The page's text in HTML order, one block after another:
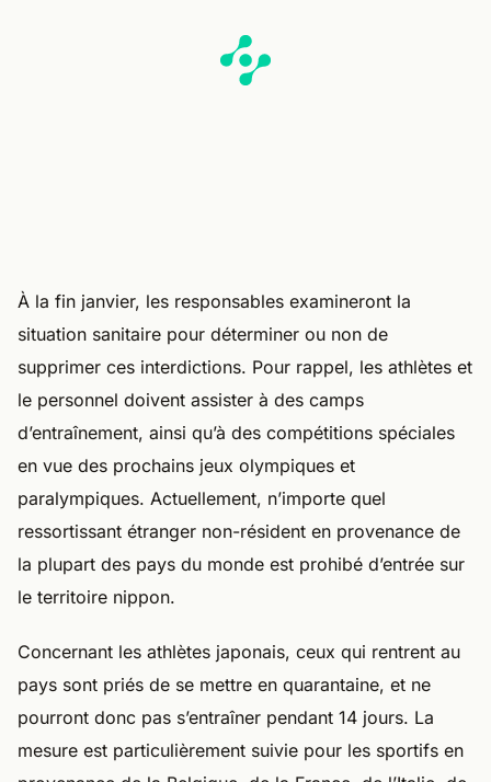
À la fin janvier, les responsables examineront la
situation sanitaire pour déterminer ou non de
supprimer ces interdictions. Pour rappel, les athlètes et
le personnel doivent assister à des camps
d’entraînement, ainsi qu’à des compétitions spéciales
en vue des prochains jeux olympiques et
paralympiques. Actuellement, n’importe quel
ressortissant étranger non-résident en provenance de
la plupart des pays du monde est prohibé d’entrée sur
le territoire nippon.
Concernant les athlètes japonais, ceux qui rentrent au
pays sont priés de se mettre en quarantaine, et ne
pourront donc pas s’entraîner pendant 14 jours. La
mesure est particulièrement suivie pour les sportifs en